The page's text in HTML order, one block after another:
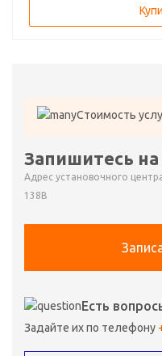
Стоимость
Запишитесь
Адрес установочного
138В
Есть
Задайте их по телефону